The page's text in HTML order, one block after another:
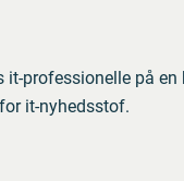
professionelle på en
it-nyhedsstof.